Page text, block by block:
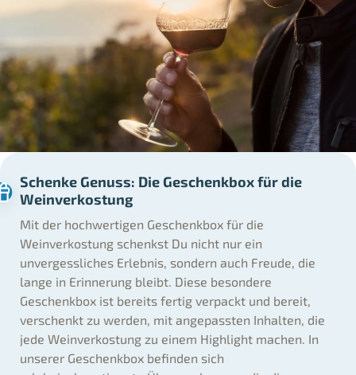
Schenke Genuss: Die Geschenkbox für die
Weinverkostung
Mit der hochwertigen Geschenkbox für die
Weinverkostung schenkst Du nicht nur ein
unvergessliches Erlebnis, sondern auch Freude, die
lange in Erinnerung bleibt. Diese besondere
Geschenkbox ist bereits fertig verpackt und bereit,
verschenkt zu werden, mit angepassten Inhalten, die
jede Weinverkostung zu einem Highlight machen. In
unserer Geschenkbox befinden sich